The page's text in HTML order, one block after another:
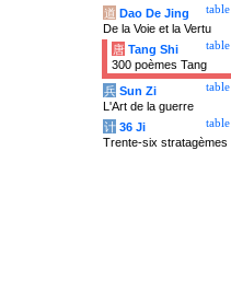
table
道 Dao De Jing
De la Voie et la Vertu
table
唐 Tang Shi
300 poèmes Tang
table
兵 Sun Zi
L'Art de la guerre
table
计 36 Ji
Trente-six stratagèmes